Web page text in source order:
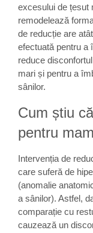
excesului de țesut
remodelează
de reducție are
efectuată pentru a
reduce
mari și pentru a
sânilor.
Cum știu
pentru
Intervenția de
care suferă de
(anomalie
a sânilor). Astfel,
comparație cu
cauzează un